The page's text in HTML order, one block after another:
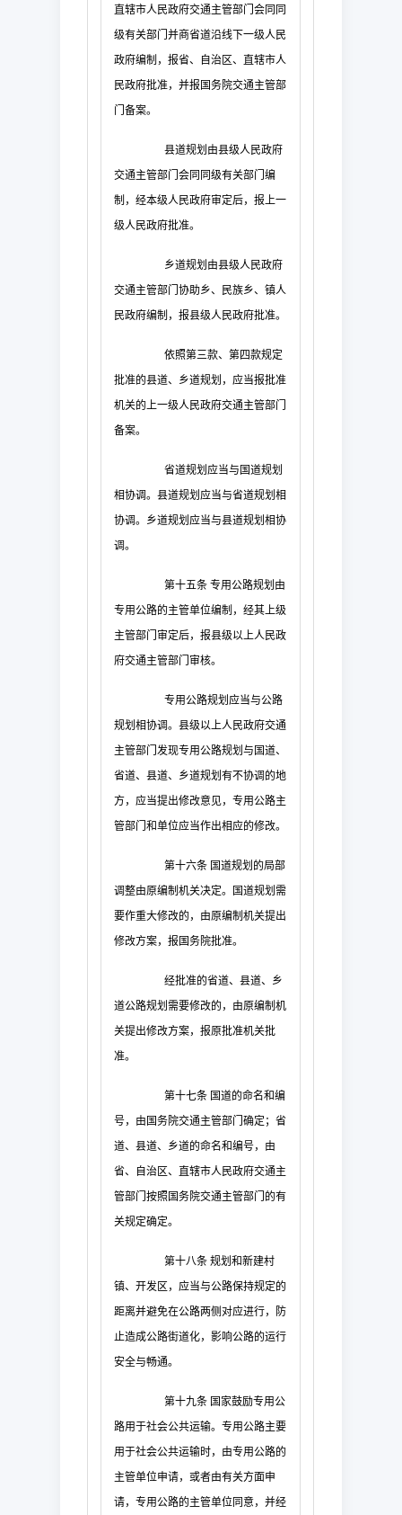
直辖市人民政府交通主管部门会同同
级有关部门并商省道沿线下一级人民
政府编制，报省、自治区、直辖市人
民政府批准，并报国务院交通主管部
门备案。
县道规划由县级人民政府
交通主管部门会同同级有关部门编
制，经本级人民政府审定后，报上一
级人民政府批准。
乡道规划由县级人民政府
交通主管部门协助乡、民族乡、镇人
民政府编制，报县级人民政府批准。
依照第三款、第四款规定
批准的县道、乡道规划，应当报批准
机关的上一级人民政府交通主管部门
备案。
省道规划应当与国道规划
相协调。县道规划应当与省道规划相
协调。乡道规划应当与县道规划相协
调。
第十五条 专用公路规划由
专用公路的主管单位编制，经其上级
主管部门审定后，报县级以上人民政
府交通主管部门审核。
专用公路规划应当与公路
规划相协调。县级以上人民政府交通
主管部门发现专用公路规划与国道、
省道、县道、乡道规划有不协调的地
方，应当提出修改意见，专用公路主
管部门和单位应当作出相应的修改。
第十六条 国道规划的局部
调整由原编制机关决定。国道规划需
要作重大修改的，由原编制机关提出
修改方案，报国务院批准。
经批准的省道、县道、乡
道公路规划需要修改的，由原编制机
关提出修改方案，报原批准机关批
准。
第十七条 国道的命名和编
号，由国务院交通主管部门确定；省
道、县道、乡道的命名和编号，由
省、自治区、直辖市人民政府交通主
管部门按照国务院交通主管部门的有
关规定确定。
第十八条 规划和新建村
镇、开发区，应当与公路保持规定的
距离并避免在公路两侧对应进行，防
止造成公路街道化，影响公路的运行
安全与畅通。
第十九条 国家鼓励专用公
路用于社会公共运输。专用公路主要
用于社会公共运输时，由专用公路的
主管单位申请，或者由有关方面申
请，专用公路的主管单位同意，并经